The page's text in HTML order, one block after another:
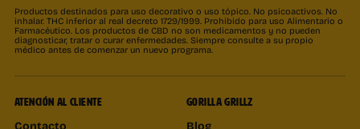
Productos destinados para uso decorativo o uso tópico. No psicoactivos. No
inhalar. THC inferior al real decreto 1729/1999. Prohibido para uso Alimentario o
Farmacéutico. Los productos de CBD no son medicamentos y no pueden
diagnosticar, tratar o curar enfermedades. Siempre consulte a su propio
médico antes de comenzar un nuevo programa.
ATENCIÓN AL CLIENTE GORILLA GRILLZ